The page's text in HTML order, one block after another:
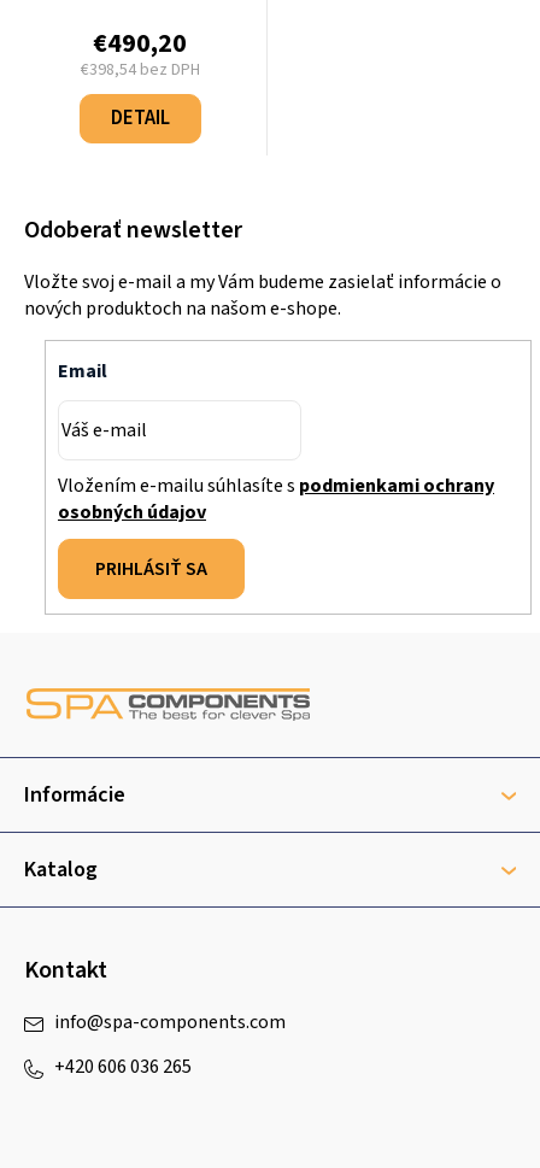
€490,20
€398,54 bez DPH
Jednotková
cena:
DETAIL
Odoberať newsletter
Vložte svoj e-mail a my Vám budeme zasielať informácie o
nových produktoch na našom e-shope.
Email
Vložením e-mailu súhlasíte s podmienkami ochrany
osobných údajov
PRIHLÁSIŤ SA
ä
i
Informácie
Katalog
Kontakt
info@spa-components.com
+420 606 036 265